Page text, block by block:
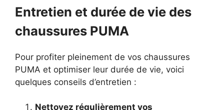
Entretien et durée de vie des
chaussures PUMA
Pour profiter pleinement de vos chaussures
PUMA et optimiser leur durée de vie, voici
quelques conseils d’entretien :
Nettoyez régulièrement vos